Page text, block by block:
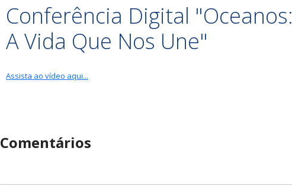
Conferência Digital "Oceanos:
A Vida Que Nos Une"
Assista ao vídeo aqui...
Comentários